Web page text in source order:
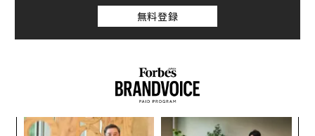
ーに対し、戦略的ビットコイン準備金とデジタル資産備
2025年3月の大統領令に言及した場面で
「近く発表を行う予定だ」と語った。「もっと詳しく話
え、資産を適切に保護するという点において、これは画
無料登録